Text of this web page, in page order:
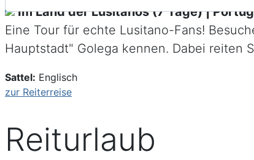
Im Land der Lusitanos (7 Tage) |
Eine Tour für echte Lusitano-Fans!
Hauptstadt" Golega kennen. Dabei reiten
Sattel: Englisch
zur Reiterreise
Reiturlaub